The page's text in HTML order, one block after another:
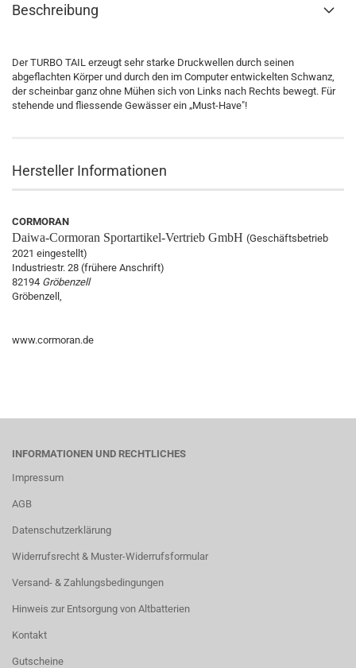
Beschreibung
Der TURBO TAIL erzeugt sehr starke Druckwellen durch seinen
abgeflachten Körper und durch den im Computer entwickelten Schwanz,
der scheinbar ganz ohne Mühen sich von Links nach Rechts bewegt. Für
stehende und fliessende Gewässer ein „Must-Have"!
Hersteller Informationen
CORMORAN
Daiwa-Cormoran Sportartikel-Vertrieb GmbH (Geschäftsbetrieb
2021 eingestellt)
Industriestr. 28 (frühere Anschrift)
82194 Gröbenzell
Gröbenzell,
www.cormoran.de
INFORMATIONEN UND RECHTLICHES
Impressum
AGB
Datenschutzerklärung
Widerrufsrecht & Muster-Widerrufsformular
Versand- & Zahlungsbedingungen
Hinweis zur Entsorgung von Altbatterien
Kontakt
Gutscheine